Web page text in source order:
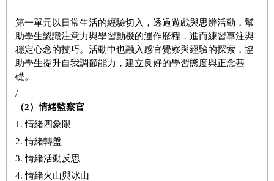
第一單元以日常生活的經驗切入，透過遊戲與思辨活動，幫
助學生認識注意力與學習動機的運作歷程，進而練習專注與
穩定心念的技巧。活動中也融入感官覺察與經驗的探索，協
助學生提升自我調節能力，建立良好的學習態度與正念基
礎。
/
（2）情緒監察官
1. 情緒四象限
2. 情緒轉盤
3. 情緒活動反思
4. 情緒火山與冰山